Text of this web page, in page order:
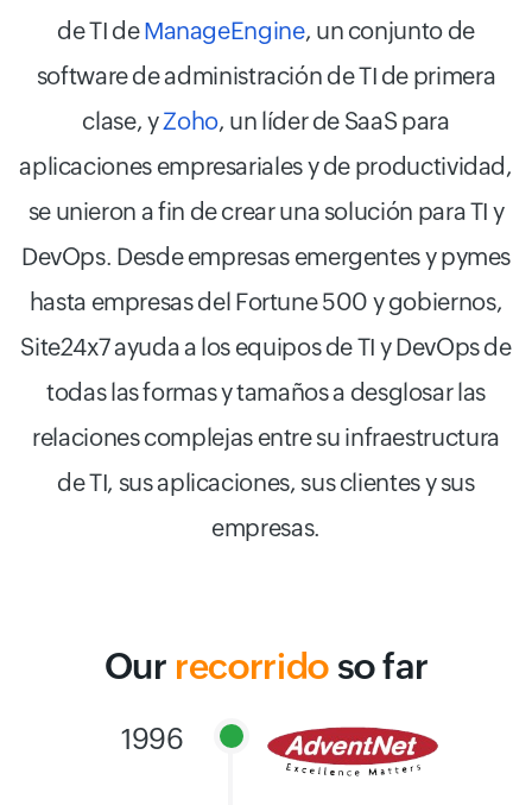
de TI deManageEngine, un conjunto de
software de administración de TI de primera
clase, yZoho, un líder de SaaS para
aplicaciones empresariales y de productividad,
se unieron a fin de crear una solución para TI y
DevOps. Desde empresas emergentes y pymes
hasta empresas del Fortune 500 y gobiernos,
Site24x7 ayuda a los equipos de TI y DevOps de
todas las formas y tamaños a desglosar las
relaciones complejas entre su infraestructura
de TI, sus aplicaciones, sus clientes y sus
empresas.
Our recorridoso far
1996